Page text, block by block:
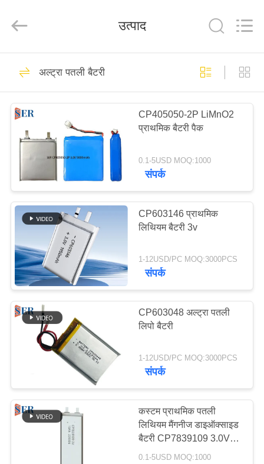
उत्पाद
हमारे
फैक्टरी
गुणवत्ता
नियंत्रण
समाचार
Technology
Co,.Ltd.
Reserved.
ली SOCL2 बैटरी
156
लिथियम MNO2 बैटरी
14
लिथियम पॉलिमर बैटरी
65
6
उत्पाद
अल्ट्रा पतली बैटरी
CP405050-2P LiMnO2
प्राथमिक बैटरी पैक
0.1-5USD MOQ:1000
संपर्क
CP603146 प्राथमिक
लिथियम बैटरी 3v
1-12USD/PC MOQ:3000PCS
संपर्क
CP603048 अल्ट्रा पतली
लिपो बैटरी
1-12USD/PC MOQ:3000PCS
संपर्क
कस्टम प्राथमिक पतली
लिथियम मैंगनीज डाइऑक्साइड
बैटरी CP7839109 3.0V
10Ah
0.1-5USD MOQ:1000